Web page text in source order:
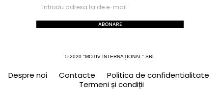
ABONARE
© 2020 "MOTIV INTERNAȚIONAL" SRL
Despre noi Contacte
Politica de confidentialitate
Termeni și condiții